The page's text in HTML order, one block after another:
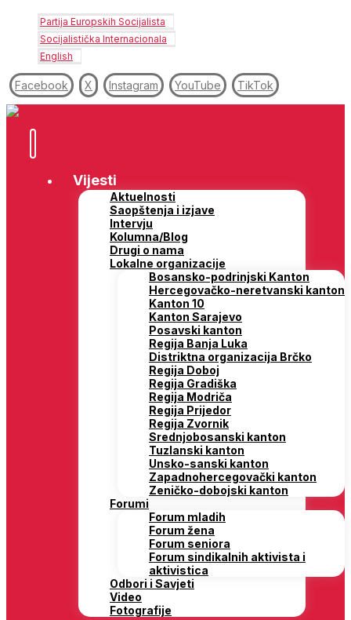
Partija Europskih Socijalista
Socijalistička Internacionala
English
Facebook X Instagram YouTube TikTok
Vijesti
Aktuelnosti
Saopštenja i izjave
Intervju
Kolumna/Blog
Drugi o nama
Lokalne organizacije
Bosansko-podrinjski Kanton
Hercegovačko-neretvanski kanton
Kanton 10
Kanton Sarajevo
Posavski kanton
Regija Banja Luka
Distriktna organizacija Brčko
Regija Doboj
Regija Gradiška
Regija Modriča
Regija Prijedor
Regija Zvornik
Srednjobosanski kanton
Tuzlanski kanton
Unsko-sanski kanton
Zapadnohercegovački kanton
Zeničko-dobojski kanton
Forumi
Forum mladih
Forum žena
Forum seniora
Forum sindikalnih aktivista i
aktivistica
Odbori i Savjeti
Video
Fotografije